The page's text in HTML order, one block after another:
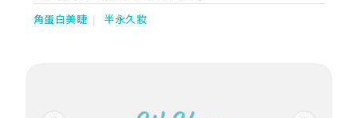
角蛋白美睫 半永久妝